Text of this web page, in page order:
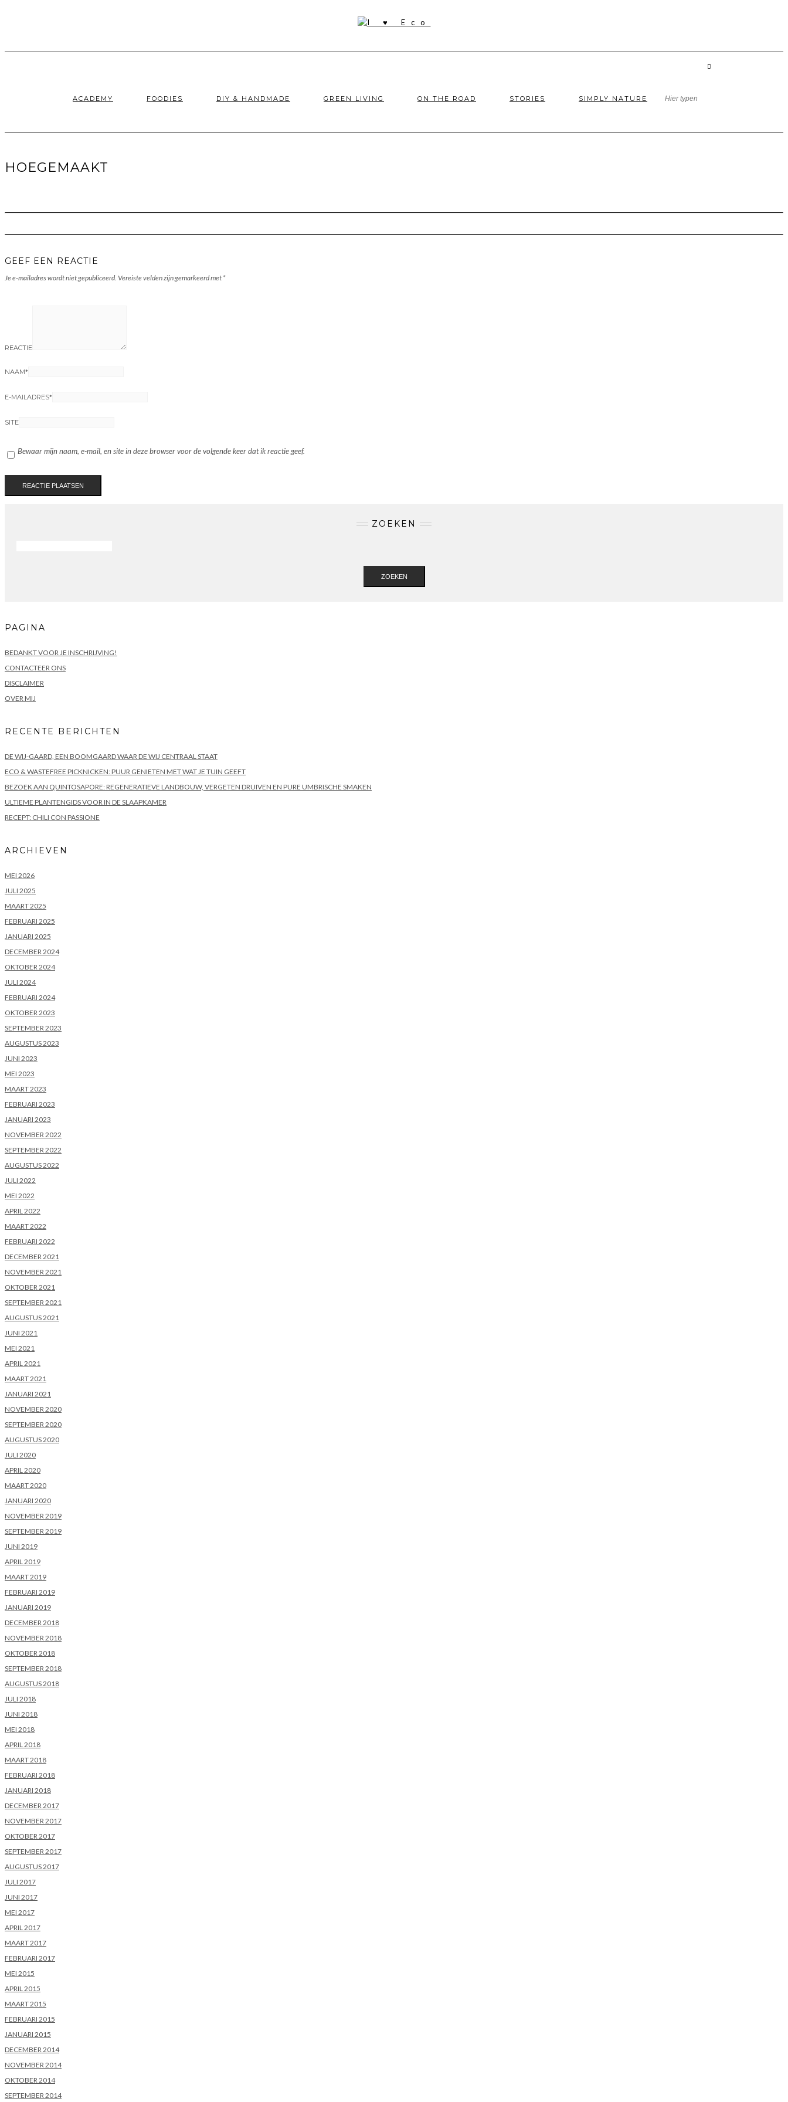
ACADEMY FOODIES DIY & HANDMADE GREEN LIVING ON THE ROAD STORIES SIMPLY NATURE
HOEGEMAAKT
GEEF EEN REACTIE
Je e-mailadres wordt niet gepubliceerd. Vereiste velden zijn gemarkeerd met *
REACTIE
NAAM*
E-MAILADRES*
SITE
Bewaar mijn naam, e-mail, en site in deze browser voor de volgende keer dat ik reactie geef.
ZOEKEN
ZOEKEN
PAGINA
BEDANKT VOOR JE INSCHRIJVING!
CONTACTEER ONS
DISCLAIMER
OVER MIJ
RECENTE BERICHTEN
DE WIJ-GAARD, EEN BOOMGAARD WAAR DE WIJ CENTRAAL STAAT
ECO & WASTEFREE PICKNICKEN: PUUR GENIETEN MET WAT JE TUIN GEEFT
BEZOEK AAN QUINTOSAPORE: REGENERATIEVE LANDBOUW, VERGETEN DRUIVEN EN PURE UMBRISCHE SMAKEN
ULTIEME PLANTENGIDS VOOR IN DE SLAAPKAMER
RECEPT: CHILI CON PASSIONE
ARCHIEVEN
MEI 2026
JULI 2025
MAART 2025
FEBRUARI 2025
JANUARI 2025
DECEMBER 2024
OKTOBER 2024
JULI 2024
FEBRUARI 2024
OKTOBER 2023
SEPTEMBER 2023
AUGUSTUS 2023
JUNI 2023
MEI 2023
MAART 2023
FEBRUARI 2023
JANUARI 2023
NOVEMBER 2022
SEPTEMBER 2022
AUGUSTUS 2022
JULI 2022
MEI 2022
APRIL 2022
MAART 2022
FEBRUARI 2022
DECEMBER 2021
NOVEMBER 2021
OKTOBER 2021
SEPTEMBER 2021
AUGUSTUS 2021
JUNI 2021
MEI 2021
APRIL 2021
MAART 2021
JANUARI 2021
NOVEMBER 2020
SEPTEMBER 2020
AUGUSTUS 2020
JULI 2020
APRIL 2020
MAART 2020
JANUARI 2020
NOVEMBER 2019
SEPTEMBER 2019
JUNI 2019
APRIL 2019
MAART 2019
FEBRUARI 2019
JANUARI 2019
DECEMBER 2018
NOVEMBER 2018
OKTOBER 2018
SEPTEMBER 2018
AUGUSTUS 2018
JULI 2018
JUNI 2018
MEI 2018
APRIL 2018
MAART 2018
FEBRUARI 2018
JANUARI 2018
DECEMBER 2017
NOVEMBER 2017
OKTOBER 2017
SEPTEMBER 2017
AUGUSTUS 2017
JULI 2017
JUNI 2017
MEI 2017
APRIL 2017
MAART 2017
FEBRUARI 2017
MEI 2015
APRIL 2015
MAART 2015
FEBRUARI 2015
JANUARI 2015
DECEMBER 2014
NOVEMBER 2014
OKTOBER 2014
SEPTEMBER 2014